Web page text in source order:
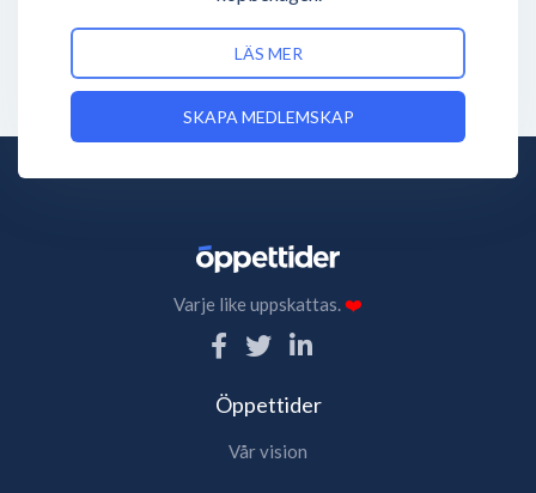
LÄS MER
SKAPA MEDLEMSKAP
Varje like uppskattas.❤️
Öppettider
Vår vision